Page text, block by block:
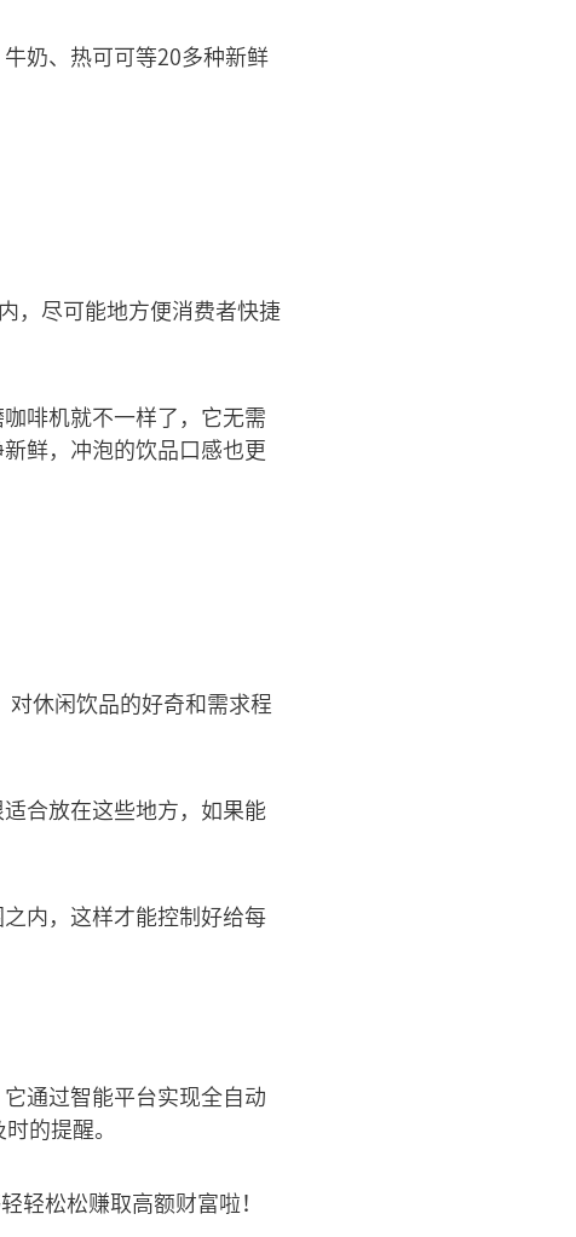
奶、热可可等20多种新鲜
，尽可能地方便消费者快捷
啡机就不一样了，它无需
鲜，冲泡的饮品口感也更
休闲饮品的好奇和需求程
合放在这些地方，如果能
内，这样才能控制好给每
通过智能平台实现全自动
的提醒。
轻松松赚取高额财富啦！